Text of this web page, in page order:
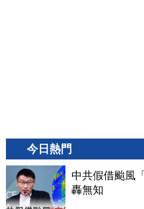
今日熱門
中共假借颱風
轟無知